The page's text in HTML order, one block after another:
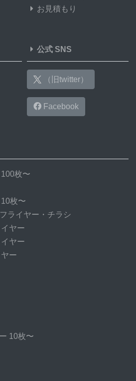
お見積もり
公式 SNS
（旧twitter）
Facebook
枚〜
枚〜
ライヤー・チラシ
ヤー
ヤー
ー
10枚〜